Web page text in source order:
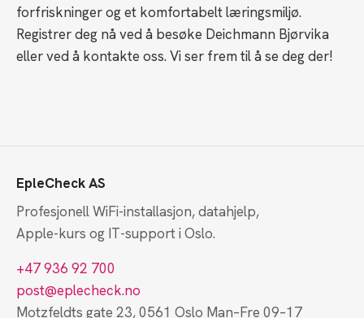
forfriskninger og et komfortabelt læringsmiljø.
Registrer deg nå ved å besøke Deichmann Bjørvika
eller ved å kontakte oss. Vi ser frem til å se deg der!
EpleCheck AS
Profesjonell WiFi-installasjon, datahjelp,
Apple-kurs og IT-support i Oslo.
+47 936 92 700
post@eplecheck.no
Motzfeldts gate 23, 0561 Oslo Man–Fre 09–17